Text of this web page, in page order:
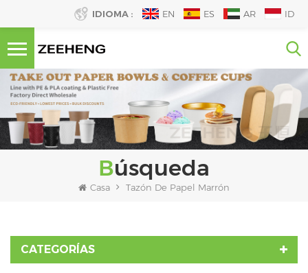
IDIOMA : EN ES AR ID
Búsqueda
Casa Tazón De Papel Marrón
CATEGORÍAS